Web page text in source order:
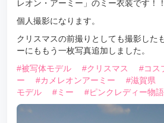
レオン・アーミー」のミー衣装です！！
個人撮影になります。
クリスマスの前撮りとしても撮影し
ーにももう一枚写真追加しました。
#被写体モデル
#クリスマス #コス
ー
#カメレオンアーミー #滋賀県
モデル
#ミー #ピンクレディー物